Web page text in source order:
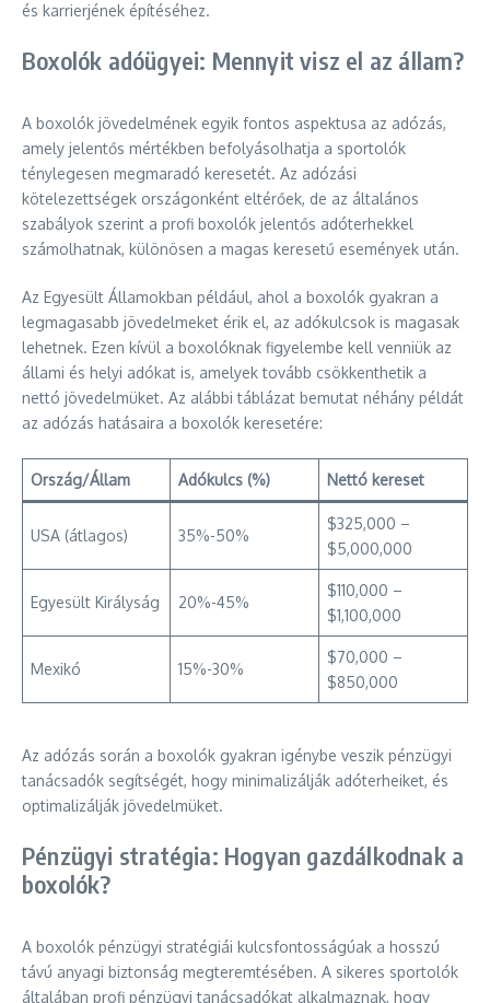
és karrierjének építéséhez.
Boxolók adóügyei: Mennyit visz el az állam?
A boxolók jövedelmének egyik fontos aspektusa az adózás,
amely jelentős mértékben befolyásolhatja a sportolók
ténylegesen megmaradó keresetét. Az adózási
kötelezettségek országonként eltérőek, de az általános
szabályok szerint a profi boxolók jelentős adóterhekkel
számolhatnak, különösen a magas keresetű események után.
Az Egyesült Államokban például, ahol a boxolók gyakran a
legmagasabb jövedelmeket érik el, az adókulcsok is magasak
lehetnek. Ezen kívül a boxolóknak figyelembe kell venniük az
állami és helyi adókat is, amelyek tovább csökkenthetik a
nettó jövedelmüket. Az alábbi táblázat bemutat néhány példát
az adózás hatásaira a boxolók keresetére:
Ország/Állam Adókulcs (%) Nettó kereset
USA (átlagos) 35%-50%
$325,000 –
$5,000,000
Egyesült Királyság 20%-45%
$110,000 –
$1,100,000
Mexikó 15%-30%
$70,000 –
$850,000
Az adózás során a boxolók gyakran igénybe veszik pénzügyi
tanácsadók segítségét, hogy minimalizálják adóterheiket, és
optimalizálják jövedelmüket.
Pénzügyi stratégia: Hogyan gazdálkodnak a
boxolók?
A boxolók pénzügyi stratégiái kulcsfontosságúak a hosszú
távú anyagi biztonság megteremtésében. A sikeres sportolók
általában profi pénzügyi tanácsadókat alkalmaznak, hogy